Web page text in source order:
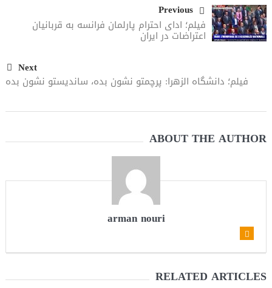
Previous
فیلم؛ ادای احترام پارلمان فرانسه به قربانیان
اعتراضات در ایران
Next
فیلم؛ دانشگاه الزهرا: پرچمتو نشون بده، ساندیستو نشون بده
ABOUT THE AUTHOR
arman nouri
RELATED ARTICLES